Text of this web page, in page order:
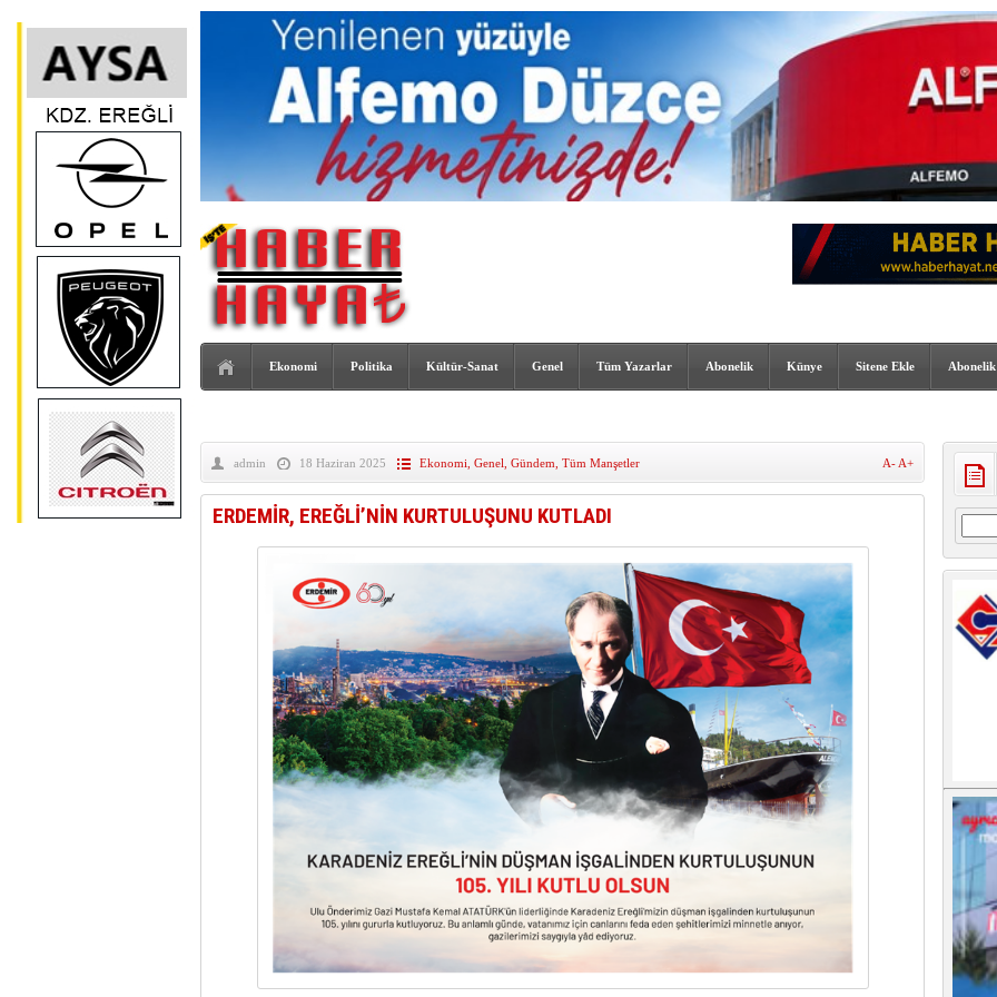
Ekonomi Politika Kültür-Sanat Genel Tüm Yazarlar Abonelik Künye Sitene Ekle Abonelik
admin 18 Haziran 2025 Ekonomi Genel Gündem Tüm Manşetler A- A+
ERDEMİR, EREĞLİ’NİN KURTULUŞUNU KUTLADI Arama: